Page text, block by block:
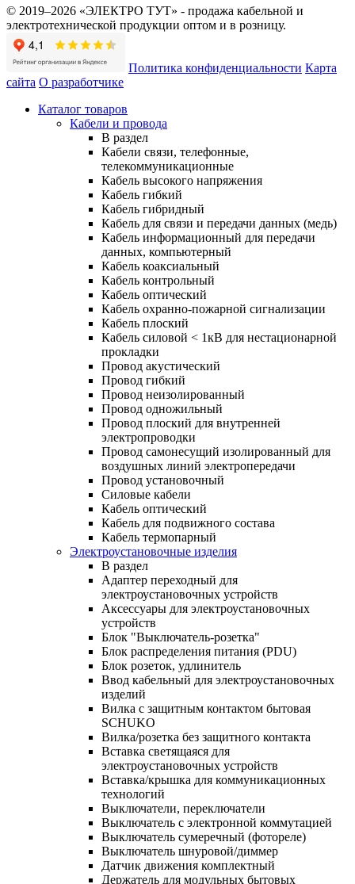
© 2019–2026 «ЭЛЕКТРО ТУТ» - продажа кабельной и
электротехнической продукции оптом и в розницу.
Политика конфиденциальности Карта
сайта О разработчике
Каталог товаров
Кабели и провода
В раздел
Кабели связи, телефонные,
телекоммуникационные
Кабель высокого напряжения
Кабель гибкий
Кабель гибридный
Кабель для связи и передачи данных (медь)
Кабель информационный для передачи
данных, компьютерный
Кабель коаксиальный
Кабель контрольный
Кабель оптический
Кабель охранно-пожарной сигнализации
Кабель плоский
Кабель силовой < 1кВ для нестационарной
прокладки
Провод акустический
Провод гибкий
Провод неизолированный
Провод одножильный
Провод плоский для внутренней
электропроводки
Провод самонесущий изолированный для
воздушных линий электропередачи
Провод установочный
Силовые кабели
Кабель оптический
Кабель для подвижного состава
Кабель термопарный
Электроустановочные изделия
В раздел
Адаптер переходный для
электроустановочных устройств
Аксессуары для электроустановочных
устройств
Блок "Выключатель-розетка"
Блок распределения питания (PDU)
Блок розеток, удлинитель
Ввод кабельный для электроустановочных
изделий
Вилка с защитным контактом бытовая
SCHUKO
Вилка/розетка без защитного контакта
Вставка светящаяся для
электроустановочных устройств
Вставка/крышка для коммуникационных
технологий
Выключатели, переключатели
Выключатель с электронной коммутацией
Выключатель сумеречный (фотореле)
Выключатель шнуровой/диммер
Датчик движения комплектный
Держатель для модульных бытовых